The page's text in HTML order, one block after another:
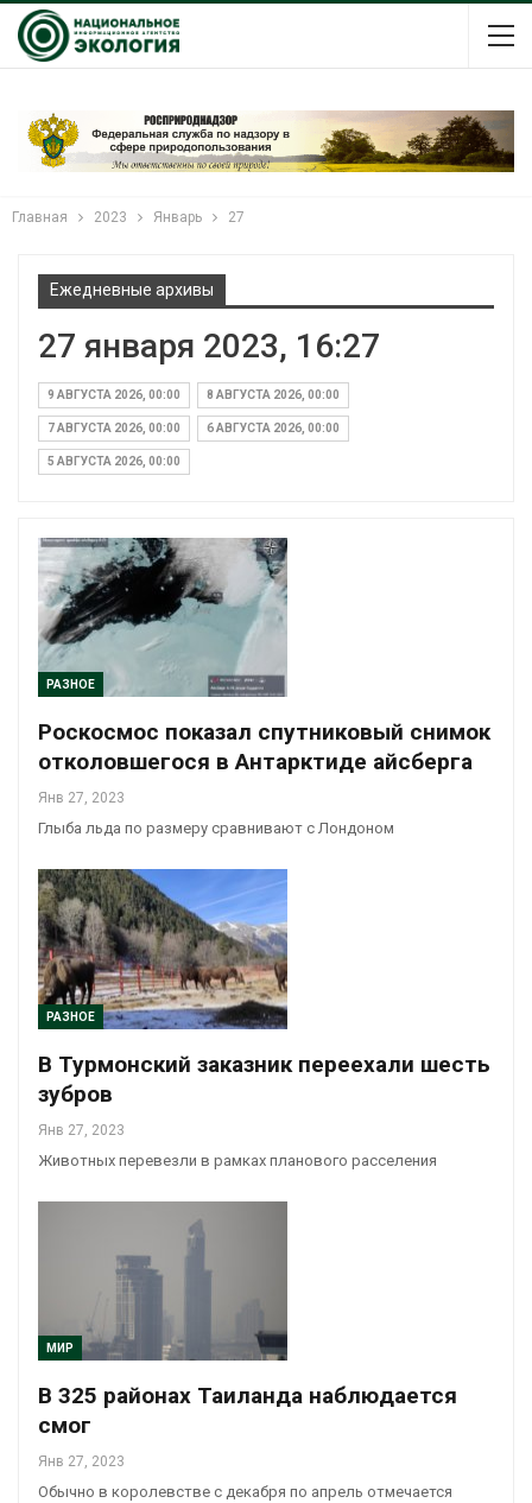
Главная 2023 Январь 27
Ежедневные архивы
27 января 2023, 16:27
9 АВГУСТА 2026, 00:00 8 АВГУСТА 2026, 00:00
7 АВГУСТА 2026, 00:00 6 АВГУСТА 2026, 00:00
5 АВГУСТА 2026, 00:00
РАЗНОЕ
Роскосмос показал спутниковый снимок
отколовшегося в Антарктиде айсберга
Янв 27, 2023
Глыба льда по размеру сравнивают с Лондоном
РАЗНОЕ
В Турмонский заказник переехали шесть
зубров
Янв 27, 2023
Животных перевезли в рамках планового расселения
МИР
В 325 районах Таиланда наблюдается
смог
Янв 27, 2023
Обычно в королевстве с декабря по апрель отмечается